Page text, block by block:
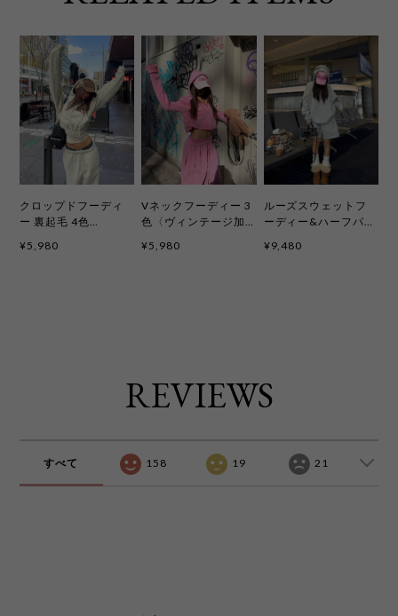
クロップドフーディ
ー 裏起毛 4色
¥5,980
Vネックフーディー 3
色〈ヴィンテージ加
¥5,980
ルーズスウェットフ
ーディー&ハーフパン
ット〉3色 kcs5015
¥9,480
REVIEWS
すべて 158 19 21